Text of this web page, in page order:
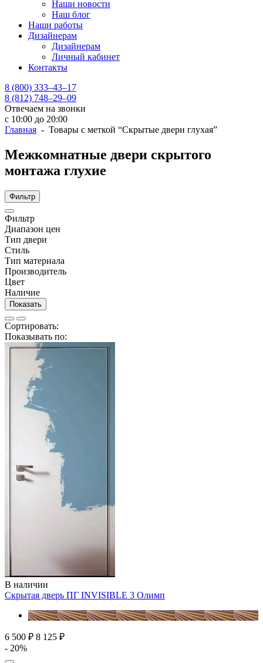
Наши новости
Наш блог
Наши работы
Дизайнерам
Дизайнерам
Личный кабинет
Контакты
8 (800) 333–43–17
8 (812) 748–29–09
Отвечаем на звонки
с 10:00 до 20:00
Главная - Товары с меткой “Скрытые двери глухая”
Межкомнатные двери скрытого
монтажа глухие
Фильтр
Фильтр
Диапазон цен
Тип двери
Стиль
Тип материала
Производитель
Цвет
Наличие
Показать
Сортировать:
Показывать по:
В наличии
Скрытая дверь ПГ INVISIBLE 3 Олимп
6 500 ₽ 8 125 ₽
- 20%